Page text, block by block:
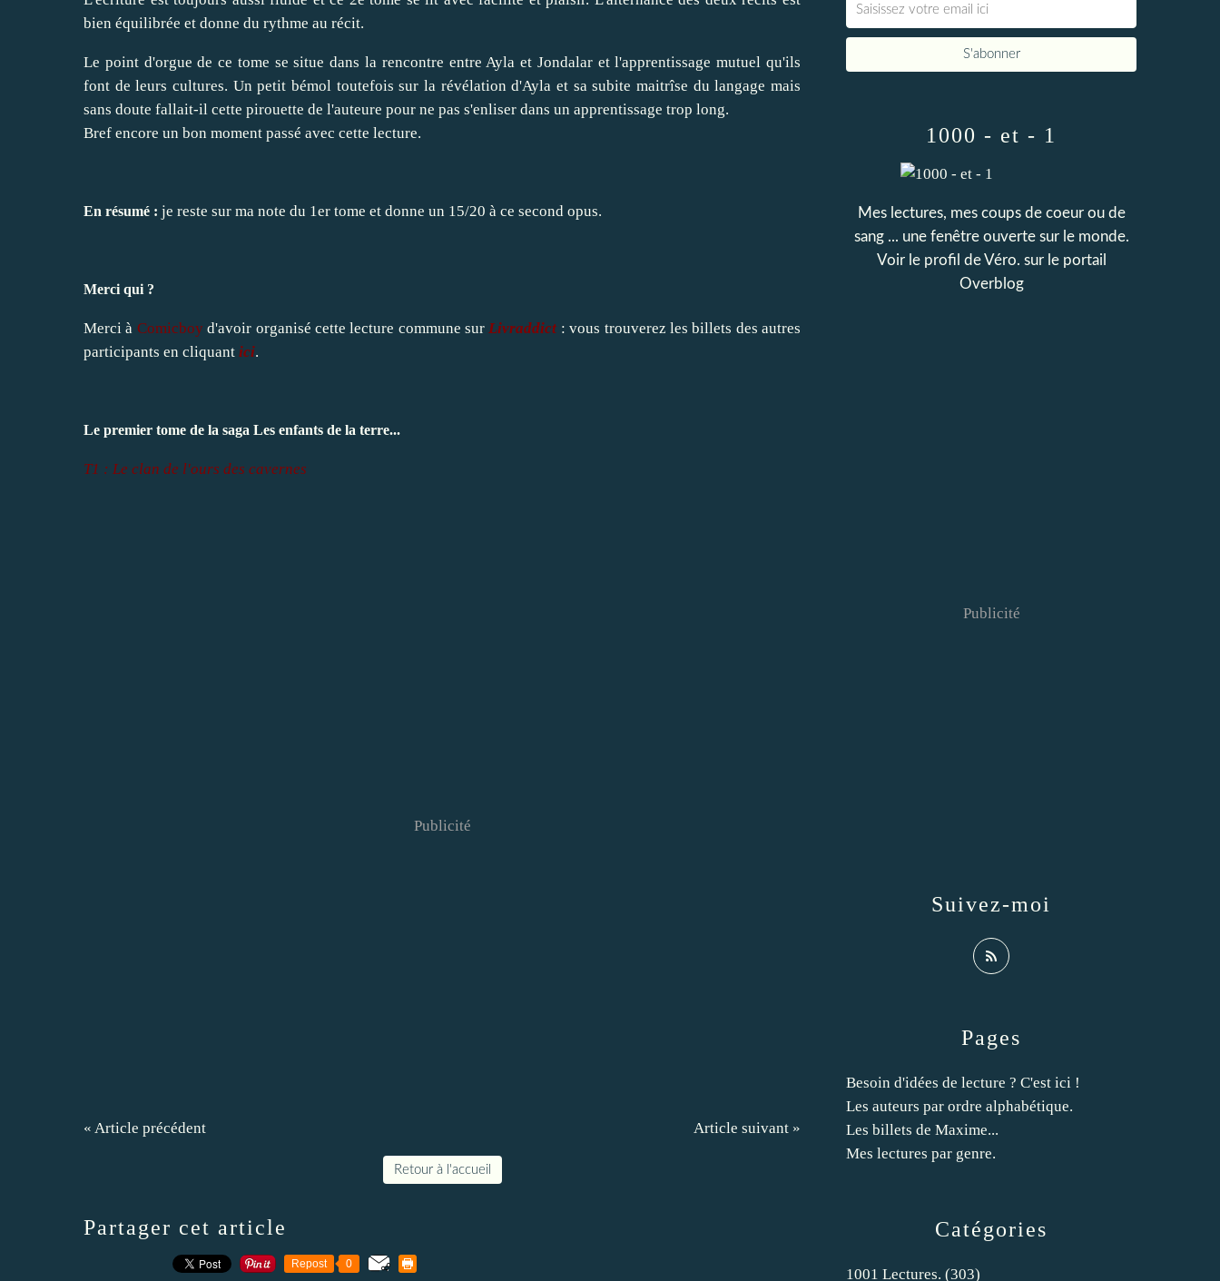
bien équilibrée et donne du rythme au récit.
Le point d'orgue de ce tome se situe dans la rencontre entre Ayla et Jondalar et l'apprentissage mutuel qu'ils
font de leurs cultures. Un petit bémol toutefois sur la révélation d'Ayla et sa subite maitrîse du langage mais
sans doute fallait-il cette pirouette de l'auteure pour ne pas s'enliser dans un apprentissage trop long.
Bref encore un bon moment passé avec cette lecture.
En résumé : je reste sur ma note du 1er tome et donne un 15/20 à ce second opus.
Merci qui ?
Merci à Comicboy d'avoir organisé cette lecture commune sur Livraddict : vous trouverez les billets des autres
participants en cliquant ici.
Le premier tome de la saga Les enfants de la terre...
T1 : Le clan de l'ours des cavernes
Publicité
« Article précédent Article suivant »
Retour à l'accueil
Partager cet article
Repost 0
Catégories
1001 Lectures. (303)
Pages
Besoin d'idées de lecture ? C'est ici !
Les auteurs par ordre alphabétique.
Les billets de Maxime...
Mes lectures par genre.
1000 - et - 1
Mes lectures, mes coups de coeur ou de
sang ... une fenêtre ouverte sur le monde.
Voir le profil deVéro. sur le portail
Overblog
Suivez-moi
Publicité